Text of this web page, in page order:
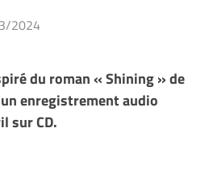
2024
du roman « Shining » de
enregistrement audio
sur CD.